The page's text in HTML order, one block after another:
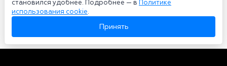
становился удобнее. Подробнее — в Политике
использования cookie.
Принять